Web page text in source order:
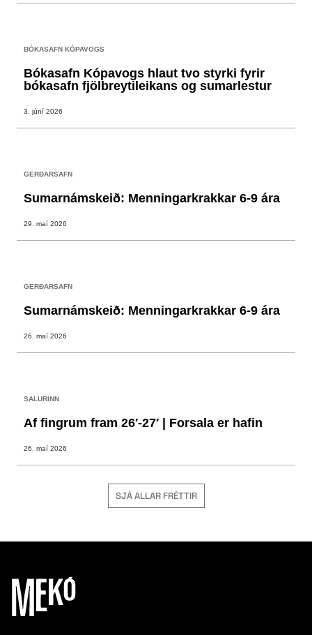
BÓKASAFN KÓPAVOGS
Bókasafn Kópavogs hlaut tvo styrki fyrir
bókasafn fjölbreytileikans og sumarlestur
3. júní 2026
GERÐARSAFN
Sumarnámskeið: Menningarkrakkar 6-9 ára
29. maí 2026
GERÐARSAFN
Sumarnámskeið: Menningarkrakkar 6-9 ára
26. maí 2026
SALURINN
Af fingrum fram 26′-27′ | Forsala er hafin
26. maí 2026
SJÁ ALLAR FRÉTTIR